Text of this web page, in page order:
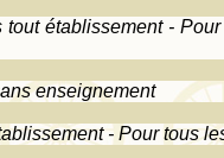
établissement -
enseignement
- Pour tous